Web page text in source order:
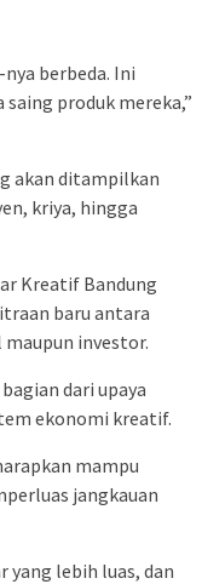
berbeda. Ini
produk mereka,”
akan ditampilkan
kriya, hingga
Kreatif Bandung
baru antara
investor.
dari upaya
ekonomi kreatif.
mampu
jangkauan
yang lebih luas, dan